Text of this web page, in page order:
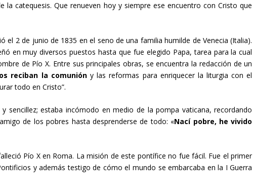
la catequesis. Que renueven hoy y siempre ese encuentro con Cristo que
el 2 de junio de 1835 en el seno de una familia humilde de Venecia (Italia).
en muy diversos puestos hasta que fue elegido Papa, tarea para la cual
de Pío X. Entre sus principales obras, se encuentra la redacción de un
reciban la comunióny las reformas para enriquecer la liturgia con el
todo en Cristo”.
sencillez; estaba incómodo en medio de la pompa vaticana, recordando
de los pobres hasta desprenderse de todo: «Nací pobre, he vivido
Pío X en Roma. La misión de este pontífice no fue fácil. Fue el primer
y además testigo de cómo el mundo se embarcaba en la I Guerra